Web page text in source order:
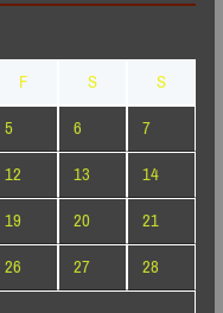
F S
S
5 6
7
12 13
14
19 20
21
26 27
28